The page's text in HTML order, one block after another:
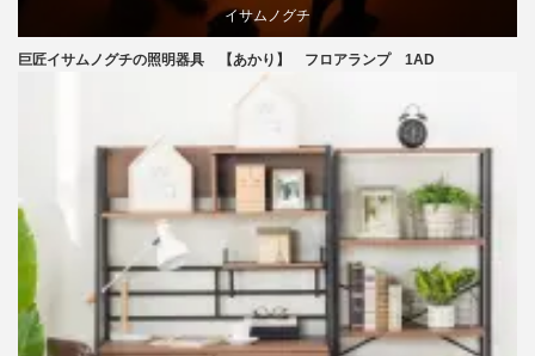
イサムノグチ
国産
照明器具
巨匠イサムノグチの照明器具 【あかり】 フロアランプ 1AD